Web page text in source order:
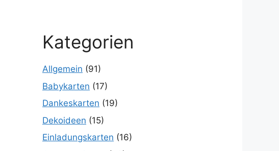
Kategorien
Allgemein (91)
Babykarten (17)
Dankeskarten (19)
Dekoideen (15)
Einladungskarten (16)